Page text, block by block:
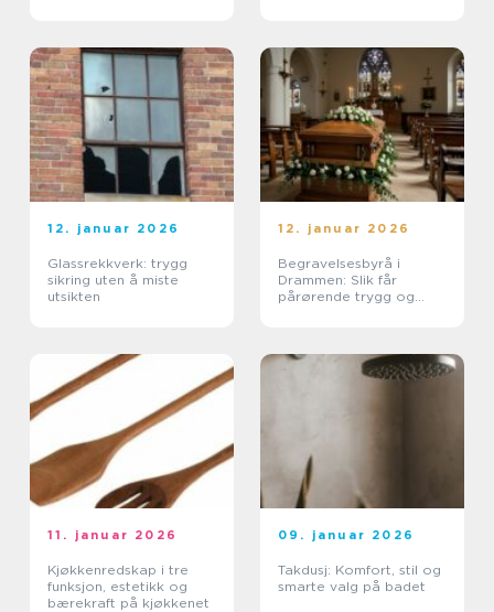
12. januar 2026
Glassrekkverk: trygg
sikring uten å miste
utsikten
12. januar 2026
Begravelsesbyrå i
Drammen: Slik får
pårørende trygg og
11. januar 2026
Kjøkkenredskap i tre
funksjon, estetikk og
bærekraft på kjøkkenet
09. januar 2026
Takdusj: Komfort, stil og
smarte valg på badet